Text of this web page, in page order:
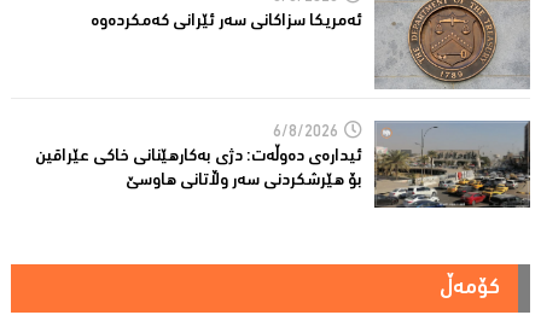
ئه‌مریكا سزاكانی سه‌ر ئێرانی كه‌مكرده‌وه‌
6/8/2026
ئیدارەى دەوڵەت: دژى بەکارهێنانى خاکی عێراقین
بۆ هێرشکردنى سەر وڵاتانی هاوسێ
کۆمەڵ